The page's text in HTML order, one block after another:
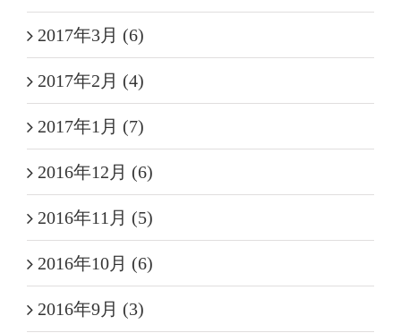
2017年3月 (6)
2017年2月 (4)
2017年1月 (7)
2016年12月 (6)
2016年11月 (5)
2016年10月 (6)
2016年9月 (3)